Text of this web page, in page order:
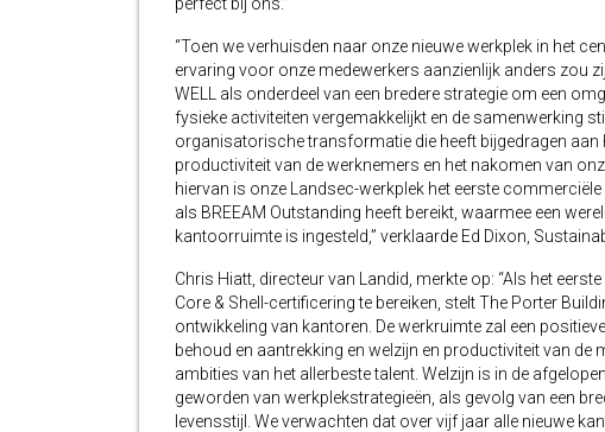
“Toen we verhuisden naar onze nieuwe werkplek in het
ervaring voor onze medewerkers aanzienlijk anders zou
WELL als onderdeel van een bredere strategie om een
fysieke activiteiten vergemakkelijkt en de samenwerking
organisatorische transformatie die heeft bijgedragen aan
productiviteit van de werknemers en het nakomen van
hiervan is onze Landsec-werkplek het eerste
als BREEAM Outstanding heeft bereikt, waarmee een
kantoorruimte is ingesteld,” verklaarde Ed Dixon,
Chris Hiatt, directeur van Landid, merkte op: “Als het
Core & Shell-certificering te bereiken, stelt The Porter
ontwikkeling van kantoren. De werkruimte zal een
behoud en aantrekking en welzijn en productiviteit van de
ambities van het allerbeste talent. Welzijn is in de
geworden van werkplekstrategieën, als gevolg van een
levensstijl. We verwachten dat over vijf jaar alle nieuwe